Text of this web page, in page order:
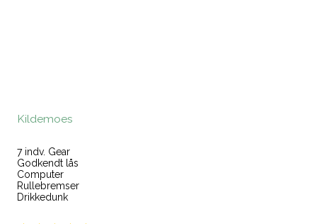
Kildemoes
7 indv. Gear
Godkendt lås
Computer
Rullebremser
Drikkedunk